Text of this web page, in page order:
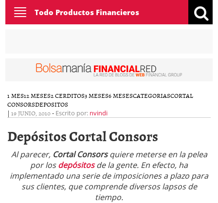
Toggle
navigation
Todo Productos Financieros
1 MES12 MESES2 CERDITOS3 MESES6 MESESCATEGORIASCORTAL
CONSORSDEPOSITOS
| 19 JUNIO, 2010- Escrito por: nvindi
Depósitos Cortal Consors
Al parecer, Cortal Consorsquiere meterse en la pelea
por losdepósitosde la gente. En efecto, ha
implementado una serie de imposiciones a plazo para
sus clientes, que comprende diversos lapsos de
tiempo.